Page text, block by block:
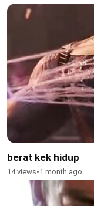
berat kek hidup
14 views•1 month ago